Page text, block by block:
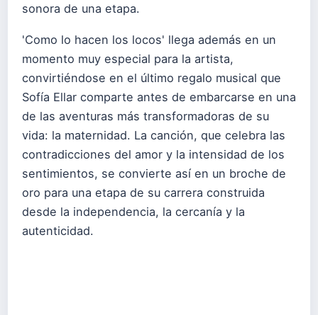
sonora de una etapa.
'Como lo hacen los locos' llega además en un
momento muy especial para la artista,
convirtiéndose en el último regalo musical que
Sofía Ellar comparte antes de embarcarse en una
de las aventuras más transformadoras de su
vida: la maternidad. La canción, que celebra las
contradicciones del amor y la intensidad de los
sentimientos, se convierte así en un broche de
oro para una etapa de su carrera construida
desde la independencia, la cercanía y la
autenticidad.